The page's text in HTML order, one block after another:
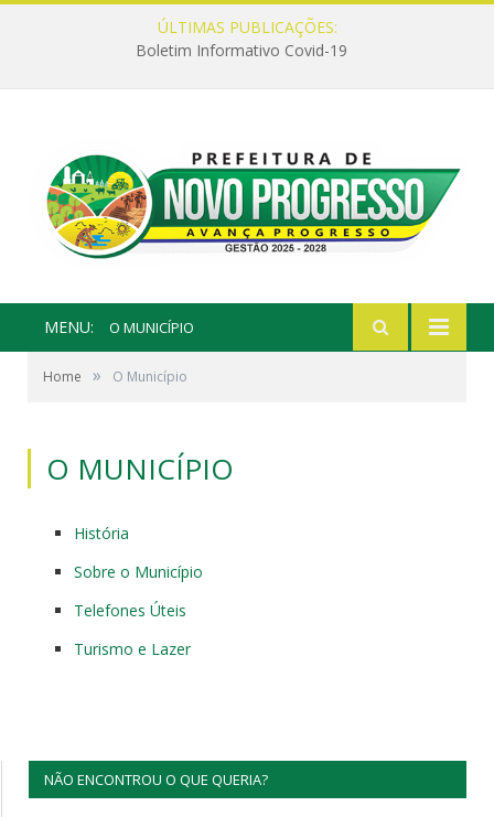
ÚLTIMAS PUBLICAÇÕES:
Boletim Informativo Covid-19
MENU: O MUNICÍPIO
Home » O Município
O MUNICÍPIO
História
Sobre o Município
Telefones Úteis
Turismo e Lazer
NÃO ENCONTROU O QUE QUERIA?